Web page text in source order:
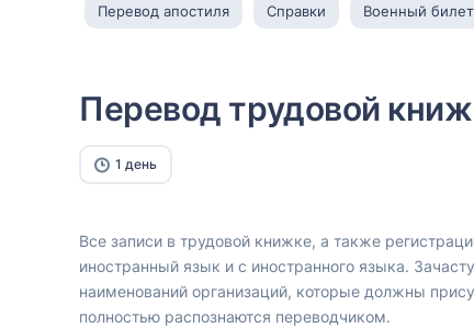
Перевод апостиля Справки Военный билет
Перевод трудовой
1 день
Все записи в трудовой книжке, а также
иностранный язык и с иностранного языка.
наименований организаций, которые должны
полностью распознаются переводчиком.